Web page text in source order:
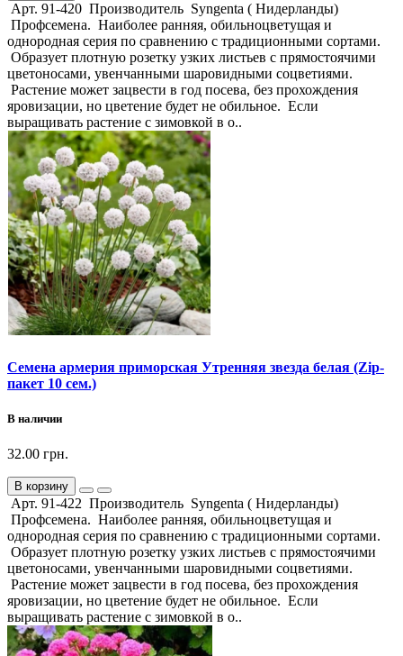
Арт. 91-420 Производитель Syngenta ( Нидерланды)
Профсемена. Наиболее ранняя, обильноцветущая и
однородная серия по сравнению с традиционными сортами.
Образует плотную розетку узких листьев с прямостоячими
цветоносами, увенчанными шаровидными соцветиями.
Растение может зацвести в год посева, без прохождения
яровизации, но цветение будет не обильное. Если
выращивать растение с зимовкой в о..
Семена армерия приморская Утренняя звезда белая (Zip-
пакет 10 сем.)
В наличии
32.00 грн.
В корзину
Арт. 91-422 Производитель Syngenta ( Нидерланды)
Профсемена. Наиболее ранняя, обильноцветущая и
однородная серия по сравнению с традиционными сортами.
Образует плотную розетку узких листьев с прямостоячими
цветоносами, увенчанными шаровидными соцветиями.
Растение может зацвести в год посева, без прохождения
яровизации, но цветение будет не обильное. Если
выращивать растение с зимовкой в о..